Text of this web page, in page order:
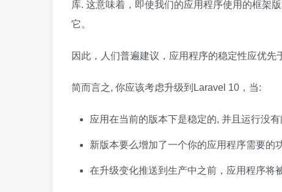
库. 这意味着，即使我们的应用程序使用的框架
它。
因此，人们普遍建议，应用程序的稳定性应优先
简而言之, 你应该考虑升级到Laravel 10，当:
应用在当前的版本下是稳定的, 并且运行没有
新版本要么增加了一个你的应用程序需要的
在升级变化推送到生产中之前，应用程序将